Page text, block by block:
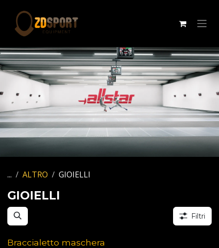
... ALTRO GIOIELLI
GIOIELLI
Filtri
Braccialetto maschera